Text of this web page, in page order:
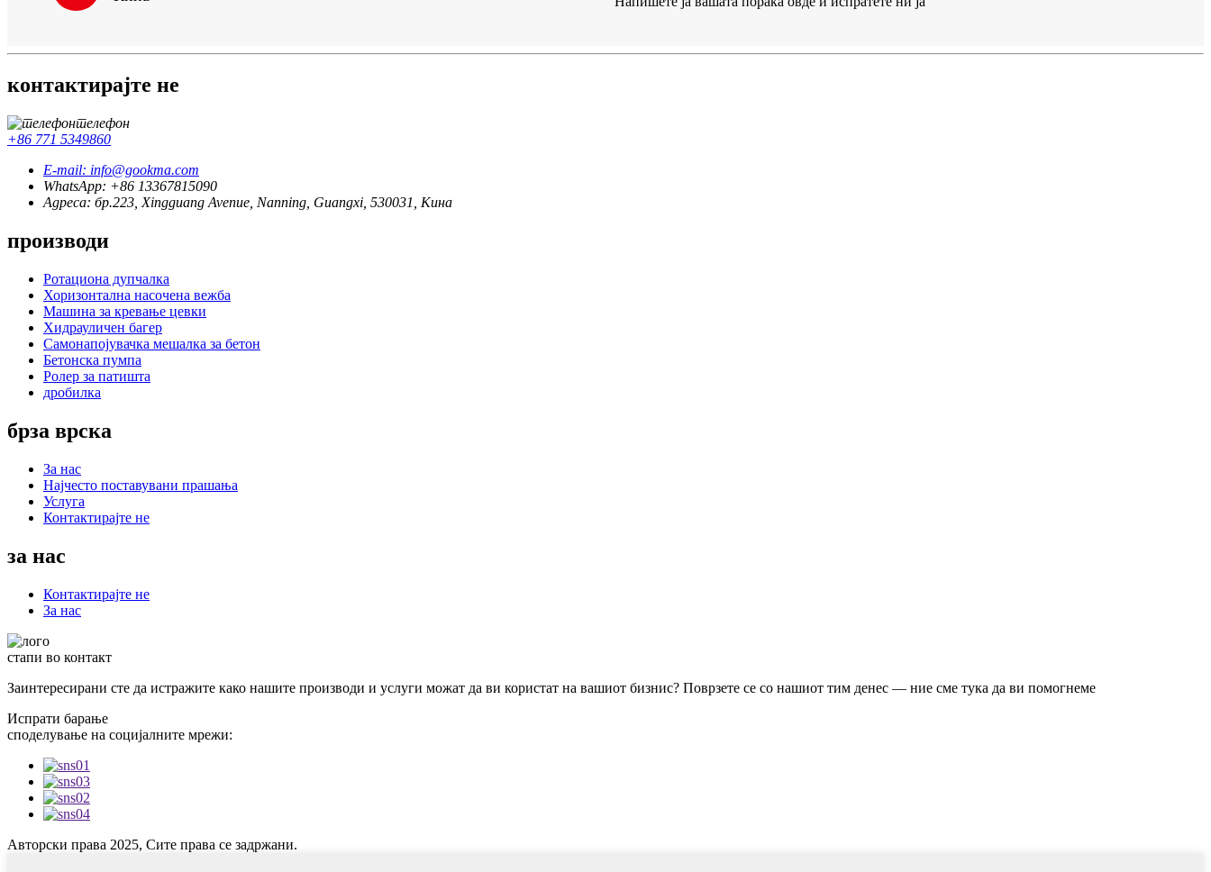
контактирајте не
телефон
+86 771 5349860
E-mail: info@gookma.com
WhatsApp: +86 13367815090
Адреса: бр.223, Xingguang Avenue, Nanning, Guangxi, 530031, Кина
производи
Ротациона дупчалка
Хоризонтална насочена вежба
Машина за кревање цевки
Хидрауличен багер
Самонапојувачка мешалка за бетон
Бетонска пумпа
Ролер за патишта
дробилка
брза врска
За нас
Најчесто поставувани прашања
Услуга
Контактирајте не
за нас
Контактирајте не
За нас
стапи во контакт
Заинтересирани сте да истражите како нашите производи и услуги можат да ви користат на вашиот бизнис? Поврзете се со нашиот тим денес — ние сме тука да ви помогнеме
Испрати барање
споделување на социјалните мрежи:
Авторски права 2025, Сите права се задржани.